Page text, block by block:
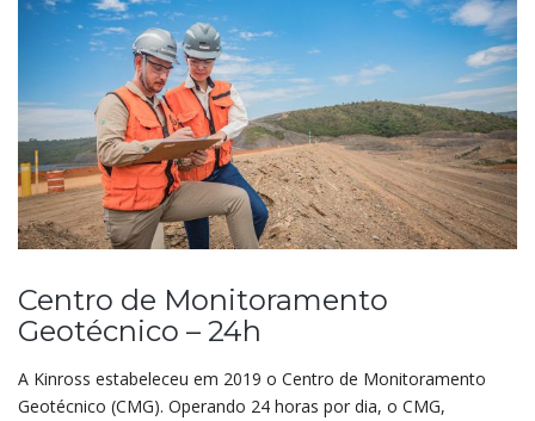
Centro de Monitoramento
Geotécnico – 24h
A Kinross estabeleceu em 2019 o Centro de Monitoramento
Geotécnico (CMG). Operando 24 horas por dia, o CMG,